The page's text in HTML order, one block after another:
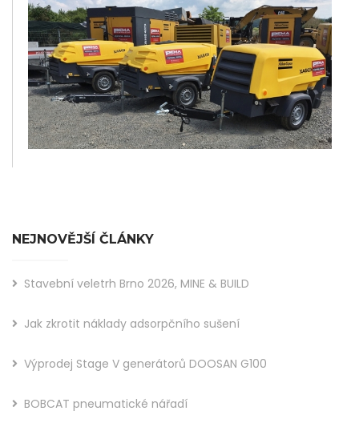
NEJNOVĚJŠÍ ČLÁNKY
Stavební veletrh Brno 2026, MINE & BUILD
Jak zkrotit náklady adsorpčního sušení
Výprodej Stage V generátorů DOOSAN G100
BOBCAT pneumatické nářadí